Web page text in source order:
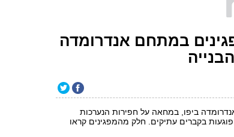
במתחם אנדרומדה
ביפו, במחאה על חפירות הנערכות
בקברים עתיקים. חלק מהמפגינים קראו